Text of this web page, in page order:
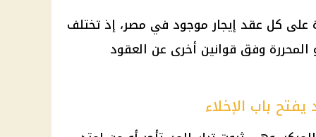
على كل عقد إيجار موجود في مصر، إذ تختلف
المحررة وفق قوانين أخرى عن العقود
باب الإخلاء